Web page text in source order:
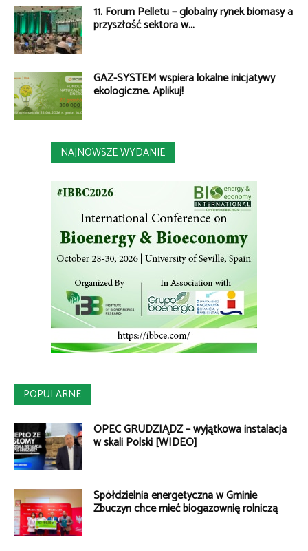
11. Forum Pelletu – globalny rynek biomasy a
przyszłość sektora w...
GAZ-SYSTEM wspiera lokalne inicjatywy
ekologiczne. Aplikuj!
NAJNOWSZE WYDANIE
POPULARNE
OPEC GRUDZIĄDZ – wyjątkowa instalacja
w skali Polski [WIDEO]
Spółdzielnia energetyczna w Gminie
Zbuczyn chce mieć biogazownię rolniczą